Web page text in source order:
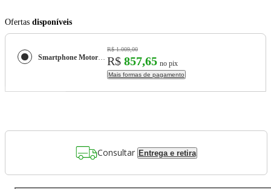
Ofertas disponíveis
Smartphone Motorola Moto G06 4G 256GB 4GB RAM Câmera Traseira 50MP + Câmera Frontal 8MP 6.9" 5200 mAh - Bege
R$ 1.009,00
R$ 857,65 no pix
Mais formas de pagamento
Consultar Entrega e retira